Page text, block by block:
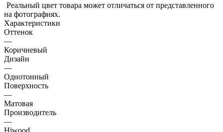
Реальный цвет товара может отличаться от представленного
на фотографиях.
Характеристики
Оттенок
—
Коричневый
Дизайн
—
Однотонный
Поверхность
—
Матовая
Производитель
—
Hiwood